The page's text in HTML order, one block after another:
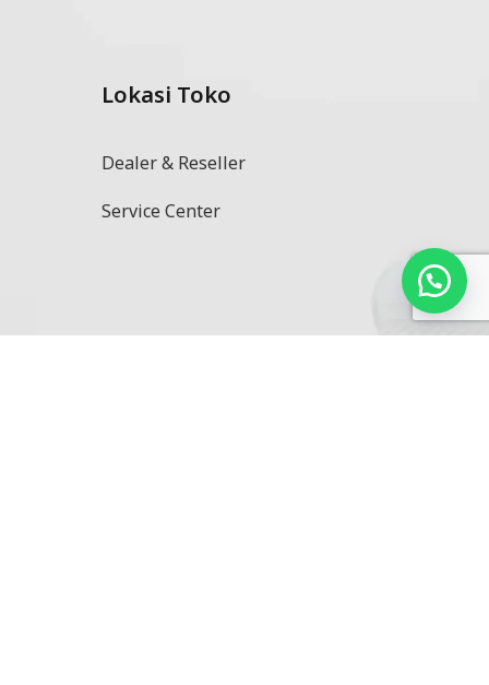
Lokasi Toko
Dealer & Reseller
Service Center